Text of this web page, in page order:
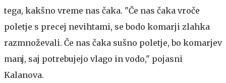
tega, kakšno vreme nas čaka. "Če nas čaka vroče
poletje s precej nevihtami, se bodo komarji zlahka
razmnoževali. Če nas čaka sušno poletje, bo komarjev
manj, saj potrebujejo vlago in vodo," pojasni
Kalanova.